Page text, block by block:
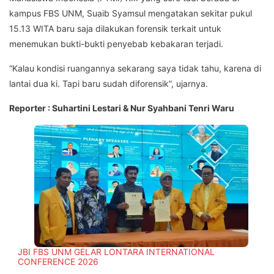
kampus FBS UNM, Suaib Syamsul mengatakan sekitar pukul
15.13 WITA baru saja dilakukan forensik terkait untuk
menemukan bukti-bukti penyebab kebakaran terjadi.
“Kalau kondisi ruangannya sekarang saya tidak tahu, karena di
lantai dua ki. Tapi baru sudah diforensik”, ujarnya.
Reporter : Suhartini Lestari & Nur Syahbani Tenri Waru
JBI FBS UNM GELAR LONTARA INTERNATIONAL
CONFERENCE 2026